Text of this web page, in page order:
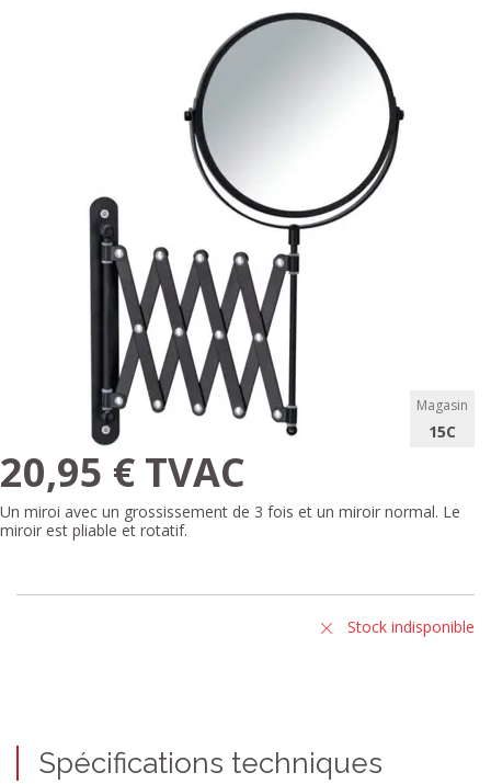
Magasin
15C
20,95 € TVAC
Un miroi avec un grossissement de 3 fois et un miroir normal. Le
miroir est pliable et rotatif.
Stock indisponible
Spécifications techniques